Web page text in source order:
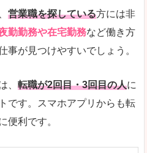
いので、逆に探しやすいといった一
ージを見てみる
営業職を探している方には非
勤勤務や在宅勤務など働き方
事が見つけやすいでしょう。
、 転職が2回目・3回目の人に
です。スマホアプリからも転
便利です。